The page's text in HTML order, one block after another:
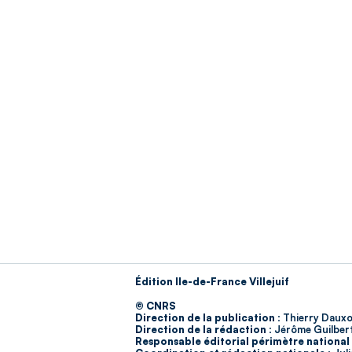
Édition Ile-de-France Villejuif
© CNRS
Direction de la publication : Thierry
Direction de la rédaction : Jérôme
Responsable éditorial périmètre national